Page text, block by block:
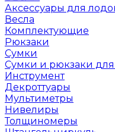
Аксессуары для
Весла
Комплектующие
Рюкзаки
Сумки
Сумки и рюкзаки для
Инструмент
Декроттуары
Мультиметры
Нивелиры
Толщиномеры